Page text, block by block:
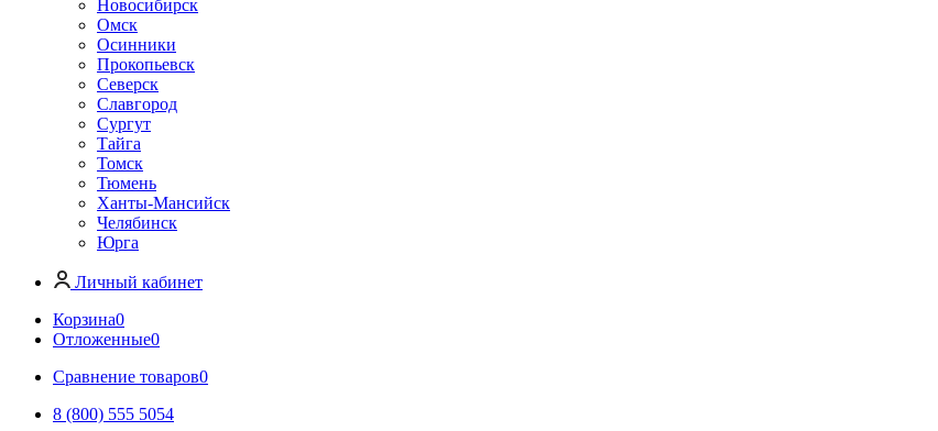
Новосибирск
Омск
Осинники
Прокопьевск
Северск
Славгород
Сургут
Тайга
Томск
Тюмень
Ханты-Мансийск
Челябинск
Юрга
Личный кабинет
Корзина0
Отложенные0
Сравнение товаров0
8 (800) 555 5054